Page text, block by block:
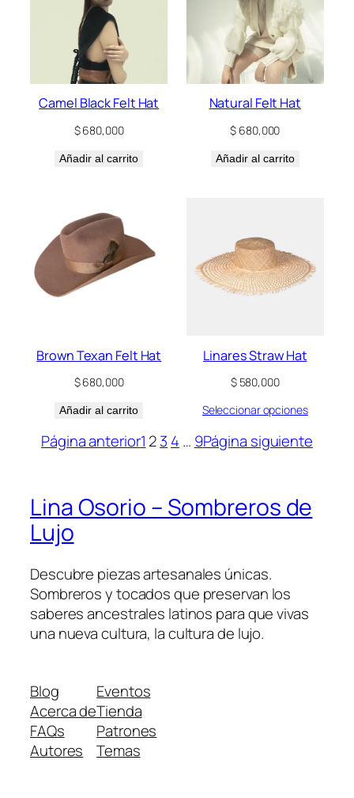
Camel Black Felt Hat
$680,000
Añadir al carrito
Natural Felt Hat
$ 680,000
Añadir al carrito
Brown Texan Felt Hat
$680,000
Añadir al carrito
Linares Straw Hat
$580,000
Seleccionar opciones
Página anterior1 23 4 … 9Página siguiente
Lina Osorio – Sombreros de
Lujo
Descubre piezas artesanales únicas.
Sombreros y tocados que preservan los
saberes ancestrales latinos para que vivas
una nueva cultura, la cultura de lujo.
Blog
Acerca de
FAQs
Autores
Eventos
Tienda
Patrones
Temas